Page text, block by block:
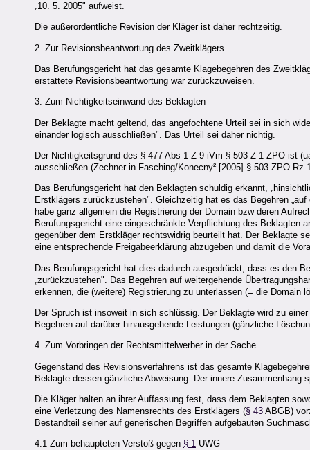
„10. 5. 2005" aufweist.
Die außerordentliche Revision der Kläger ist daher rechtzeitig.
2. Zur Revisionsbeantwortung des Zweitklägers
Das Berufungsgericht hat das gesamte Klagebegehren des
erstattete Revisionsbeantwortung war zurückzuweisen.
3. Zum Nichtigkeitseinwand des Beklagten
Der Beklagte macht geltend, das angefochtene Urteil sei in sich
einander logisch ausschließen". Das Urteil sei daher nichtig.
Der Nichtigkeitsgrund des § 477 Abs 1 Z 9 iVm § 503 Z 1 ZPO ist
ausschließen (Zechner in Fasching/Konecny² [2005] § 503 ZPO
Das Berufungsgericht hat den Beklagten schuldig erkannt,
Erstklägers zurückzustehen". Gleichzeitig hat es das Begehren
habe ganz allgemein die Registrierung der Domain bzw deren
Berufungsgericht eine eingeschränkte Verpflichtung des Beklagten
gegenüber dem Erstkläger rechtswidrig beurteilt hat. Der Beklagte
eine entsprechende Freigabeerklärung abzugeben und damit die
Das Berufungsgericht hat dies dadurch ausgedrückt, dass es den
„zurückzustehen". Das Begehren auf weitergehende
erkennen, die (weitere) Registrierung zu unterlassen (= die Domain
Der Spruch ist insoweit in sich schlüssig. Der Beklagte wird zu
Begehren auf darüber hinausgehende Leistungen (gänzliche
4. Zum Vorbringen der Rechtsmittelwerber in der Sache
Gegenstand des Revisionsverfahrens ist das gesamte
Beklagte dessen gänzliche Abweisung. Der innere
Die Kläger halten an ihrer Auffassung fest, dass dem Beklagten
eine Verletzung des Namensrechts des Erstklägers (§ 43 ABGB)
Bestandteil seiner auf generischen Begriffen aufgebauten
4.1 Zum behaupteten Verstoß gegen § 1 UWG